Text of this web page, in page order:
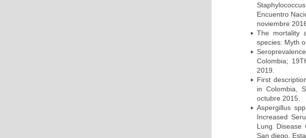
Encuentro
noviembre
The mortality
species: Myth
Colombia;
2019.
First
in Colombia,
octubre 2015.
Aspergillus
Increased
Lung Disease
San diego,